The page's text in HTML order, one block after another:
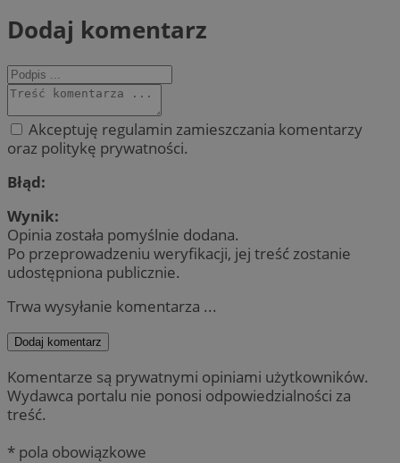
Dodaj komentarz
Akceptuję regulamin zamieszczania komentarzy
oraz politykę prywatności.
Błąd:
Wynik:
Opinia została pomyślnie dodana.
Po przeprowadzeniu weryfikacji, jej treść zostanie
udostępniona publicznie.
Trwa wysyłanie komentarza ...
Dodaj komentarz
Komentarze są prywatnymi opiniami użytkowników.
Wydawca portalu nie ponosi odpowiedzialności za
treść.
* pola obowiązkowe